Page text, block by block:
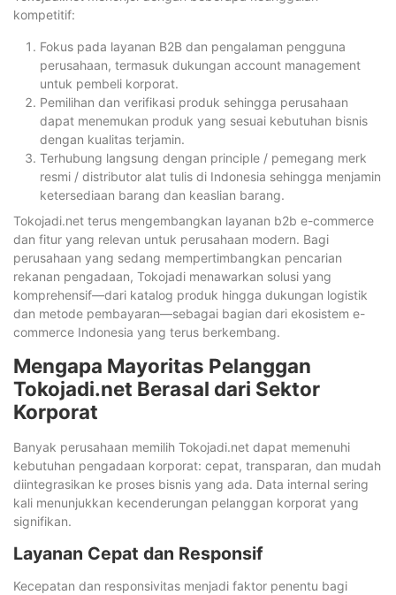
kompetitif:
Fokus pada layanan B2B dan pengalaman pengguna
perusahaan, termasuk dukungan account management
untuk pembeli korporat.
Pemilihan dan verifikasi produk sehingga perusahaan
dapat menemukan produk yang sesuai kebutuhan bisnis
dengan kualitas terjamin.
Terhubung langsung dengan principle / pemegang merk
resmi / distributor alat tulis di Indonesia sehingga menjamin
ketersediaan barang dan keaslian barang.
Tokojadi.net terus mengembangkan layanan b2b e-commerce
dan fitur yang relevan untuk perusahaan modern. Bagi
perusahaan yang sedang mempertimbangkan pencarian
rekanan pengadaan, Tokojadi menawarkan solusi yang
komprehensif—dari katalog produk hingga dukungan logistik
dan metode pembayaran—sebagai bagian dari ekosistem e-
commerce Indonesia yang terus berkembang.
Mengapa Mayoritas Pelanggan
Tokojadi.net Berasal dari Sektor
Korporat
Banyak perusahaan memilih Tokojadi.net dapat memenuhi
kebutuhan pengadaan korporat: cepat, transparan, dan mudah
diintegrasikan ke proses bisnis yang ada. Data internal sering
kali menunjukkan kecenderungan pelanggan korporat yang
signifikan.
Layanan Cepat dan Responsif
Kecepatan dan responsivitas menjadi faktor penentu bagi